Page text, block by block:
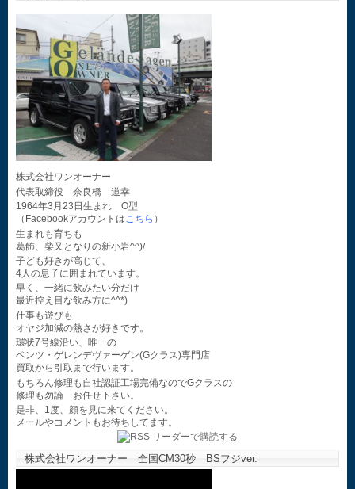
株式会社ワンオーナー
代表取締役 奈良橋 道幸
1964年3月23日生まれ O型
（Facebookアカウントはこちら ）
生まれも育ちも
葛飾、柴又となりの新小岩^^)/
子ども好きが高じて、
4人の息子に囲まれています。
早く、一緒に飲みたい分だけ
最近控え目な飲み方に^^*)
仕事も遊びも
オヤジ加減の熱さが好きです。
環状7号線沿い、唯一の
ベンツ・ゲレンデヴァーゲン(Gクラス)専門店
買取から引取まで行います。
もちろん修理も自社認証工場完備なのでGクラスの
修理も勿論 お任せ下さい。
是非、1度、顔を見に来てください。
メールやコメントもお待ちしてます。
株式会社ワンオーナー 全国CM30秒 BSフジver.